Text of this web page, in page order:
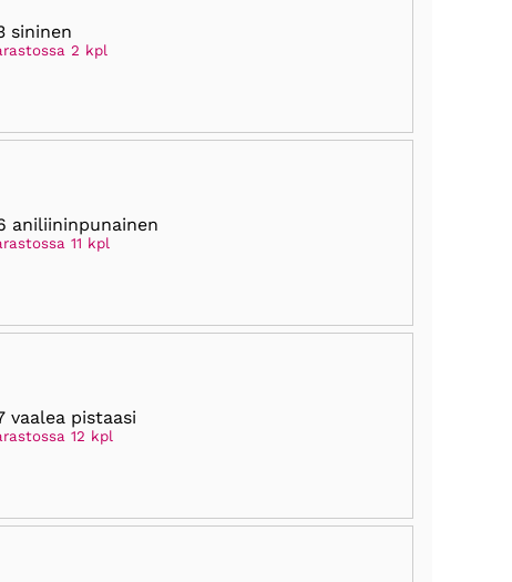
sininen
2 kpl
aniliininpunainen
11 kpl
vaalea pistaasi
12 kpl